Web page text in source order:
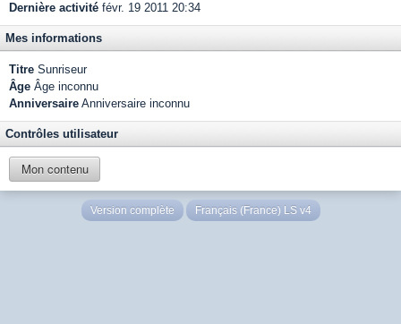
Dernière activité févr. 19 2011 20:34
Mes informations
Titre Sunriseur
Âge Âge inconnu
Anniversaire Anniversaire inconnu
Contrôles utilisateur
Mon contenu
Version complète Français (France) LS v4